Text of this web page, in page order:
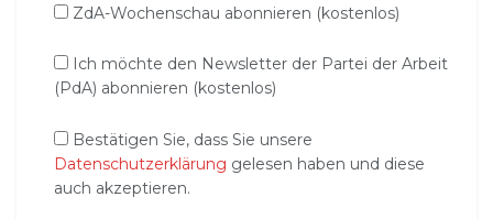
ZdA-Wochenschau abonnieren (kostenlos)
Ich möchte den Newsletter der Partei der Arbeit
(PdA) abonnieren (kostenlos)
Bestätigen Sie, dass Sie unsere
Datenschutzerklärung gelesen haben und diese
auch akzeptieren.